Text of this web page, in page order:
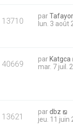
13710 par
lun. 3 août
40669 parKatgca
mar. 7 juil.
13621 pardbz
jeu. 11 juin